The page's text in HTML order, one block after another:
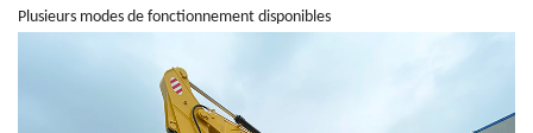
Plusieurs modes de fonctionnement disponibles